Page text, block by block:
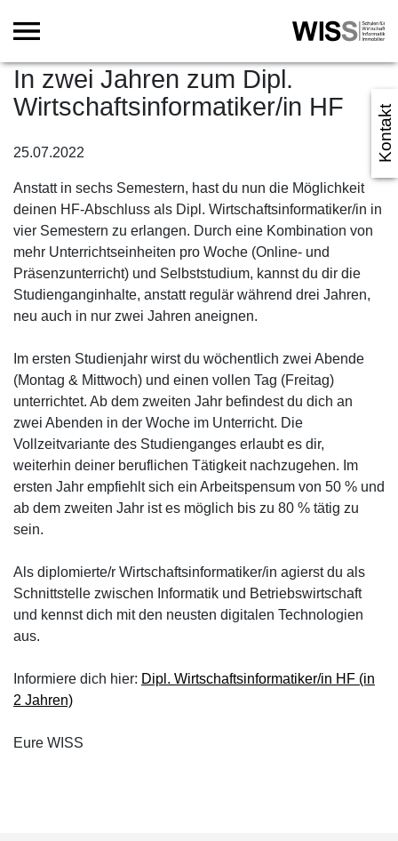
Kontakt
In zwei Jahren zum Dipl.
Wirtschaftsinformatiker/in HF
25.07.2022
Anstatt in sechs Semestern, hast du nun die Möglichkeit
deinen HF-Abschluss als Dipl. Wirtschaftsinformatiker/in in
vier Semestern zu erlangen. Durch eine Kombination von
mehr Unterrichtseinheiten pro Woche (Online- und
Präsenzunterricht) und Selbststudium, kannst du dir die
Studienganginhalte, anstatt regulär während drei Jahren,
neu auch in nur zwei Jahren aneignen.
Im ersten Studienjahr wirst du wöchentlich zwei Abende
(Montag & Mittwoch) und einen vollen Tag (Freitag)
unterrichtet. Ab dem zweiten Jahr befindest du dich an
zwei Abenden in der Woche im Unterricht. Die
Vollzeitvariante des Studienganges erlaubt es dir,
weiterhin deiner beruflichen Tätigkeit nachzugehen. Im
ersten Jahr empfiehlt sich ein Arbeitspensum von 50 % und
ab dem zweiten Jahr ist es möglich bis zu 80 % tätig zu
sein.
Als diplomierte/r Wirtschaftsinformatiker/in agierst du als
Schnittstelle zwischen Informatik und Betriebswirtschaft
und kennst dich mit den neusten digitalen Technologien
aus.
Informiere dich hier: Dipl. Wirtschaftsinformatiker/in HF (in
2 Jahren)
Eure WISS